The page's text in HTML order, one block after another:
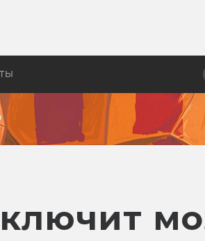
«Шан-Чи и легенды